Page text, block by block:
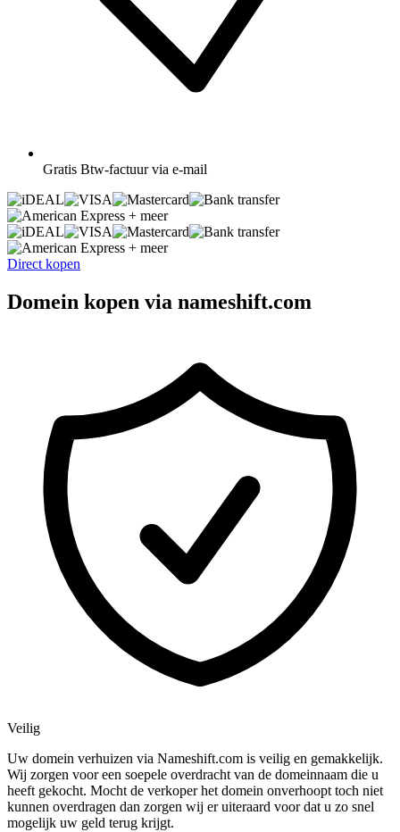
Gratis Btw-factuur via e-mail
+ meer
+ meer
Direct kopen
Domein kopen via nameshift.com
Veilig
Uw domein verhuizen via Nameshift.com is veilig en gemakkelijk.
Wij zorgen voor een soepele overdracht van de domeinnaam die u
heeft gekocht. Mocht de verkoper het domein onverhoopt toch niet
kunnen overdragen dan zorgen wij er uiteraard voor dat u zo snel
mogelijk uw geld terug krijgt.